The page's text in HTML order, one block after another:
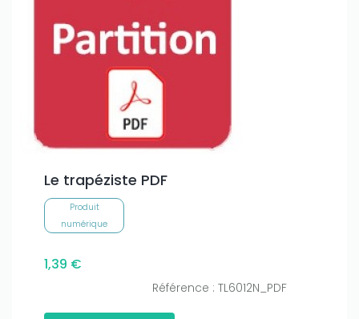
Le trapéziste PDF
Produit
numérique
1,39 €
Référence : TL6012N_PDF